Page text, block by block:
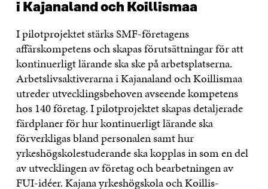
i Kajanaland och Koillismaa
I pilotprojektet stärks SMF-företagens
affärskompetens och skapas förutsättningar för att
kontinuerligt lärande ska ske på arbetsplatserna.
Arbetslivsaktiverarna i Kajanaland och Koillismaa
utreder utvecklingsbehoven avseende kompetens
hos 140 företag. I pilotprojektet skapas detaljerade
färdplaner för hur kontinuerligt lärande ska
förverkligas bland personalen samt hur
yrkeshögskolestuderande ska kopplas in som en del
av utvecklingen av företag och bearbetningen av
FUI-idéer. Kajana yrkeshögskola och Koillis-